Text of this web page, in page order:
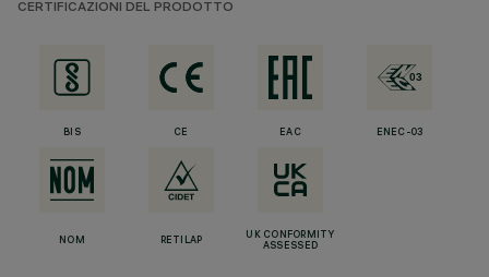
CERTIFICAZIONI DEL PRODOTTO
BIS CE EAC ENEC-03
NOM RETILAP
UK CONFORMITY
ASSESSED